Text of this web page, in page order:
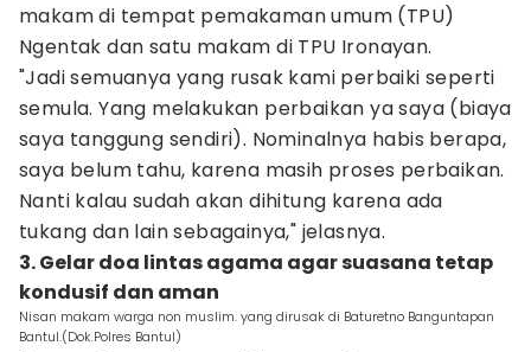
makam di tempat pemakaman umum (TPU)
Ngentak dan satu makam di TPU Ironayan.
"Jadi semuanya yang rusak kami perbaiki seperti
semula. Yang melakukan perbaikan ya saya (biaya
saya tanggung sendiri). Nominalnya habis berapa,
saya belum tahu, karena masih proses perbaikan.
Nanti kalau sudah akan dihitung karena ada
tukang dan lain sebagainya," jelasnya.
3. Gelar doa lintas agama agar suasana tetap
kondusif dan aman
Nisan makam warga non muslim. yang dirusak di Baturetno Banguntapan
Bantul.(Dok.Polres Bantul)